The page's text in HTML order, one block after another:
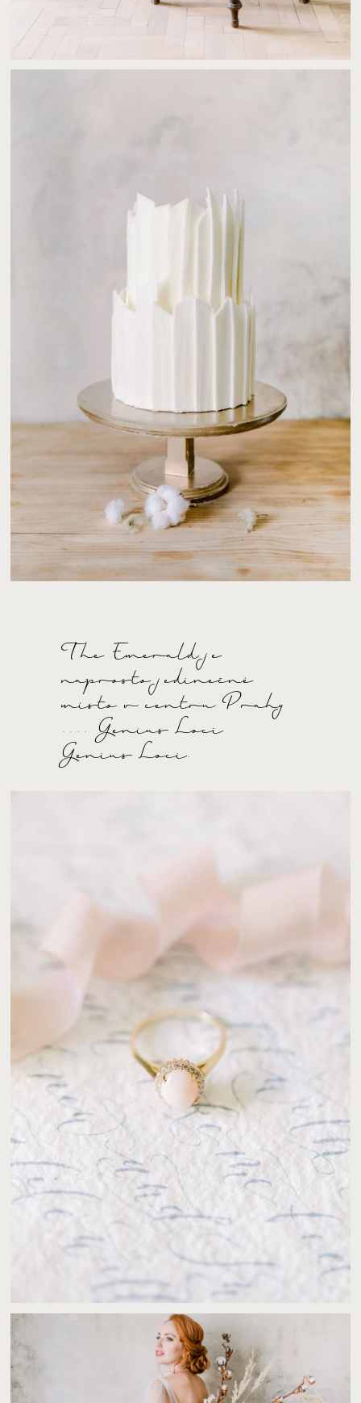
The Emerald je
naprosto jedinečné
místo v centru Prahy
.... Genius Loci
Genius Loci.